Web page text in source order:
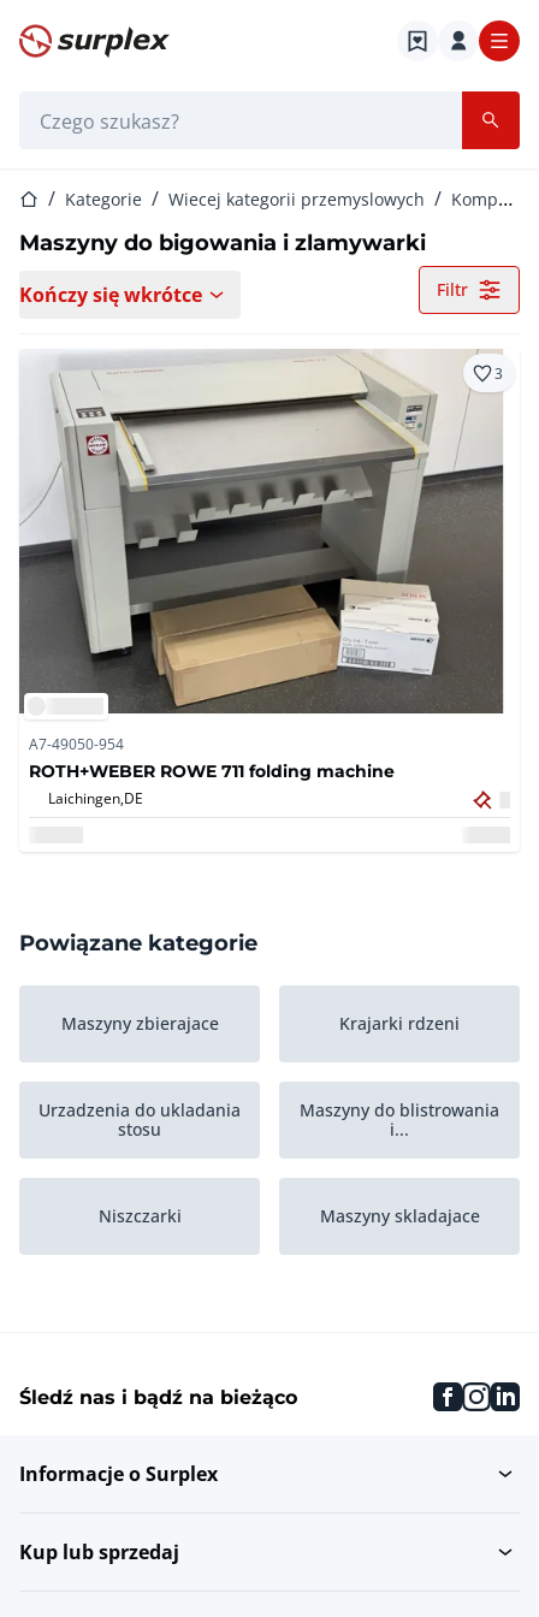
Strona główna
Strona główna
Kategorie Wiecej kategorii przemyslowych Komputery graficzne
Maszyny do bigowania i zlamywarki
Kończy się wkrótce Filtr
3
A7-49050-954
ROTH+WEBER ROWE 711 folding machine
Laichingen,DE
Powiązane kategorie
Maszyny zbierajace Krajarki rdzeni
Urzadzenia do ukladania
stosu
Maszyny do blistrowania
i...
Niszczarki Maszyny skladajace
Wiertla do papieru Zbieranie zszywaczy
Śledź nas i bądź na bieżąco
Informacje o Surplex
Kup lub sprzedaj